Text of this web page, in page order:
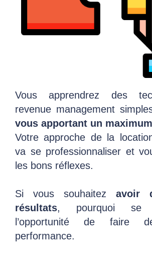
Vous apprendrez des
revenue management
vous apportant un
Votre approche de la
va se professionnaliser et
les bons réflexes.
Si vous souhaitez avoir
résultats, pourquoi se
l’opportunité de faire
performance.